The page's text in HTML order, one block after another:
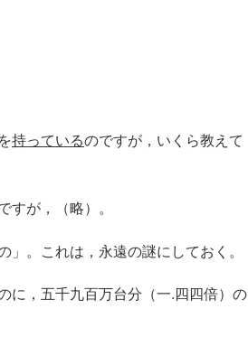
持っているのですが，いくら教えて
すが，（略）。
。これは，永遠の謎にしておく。
に，五千九百万台分（一.四四倍）の